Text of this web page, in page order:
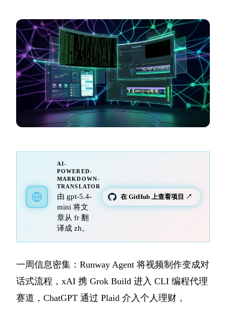
AI-
POWERED-
MARKDOWN-
TRANSLATOR
由 gpt-5.4-
mini 将文
章从 fr 翻
译成 zh。
在 GitHub 上查看项目 ↗
一周信息密集：Runway Agent 将视频制作变成对
话式流程，xAI 携 Grok Build 进入 CLI 编程代理
赛道，ChatGPT 通过 Plaid 介入个人理财，